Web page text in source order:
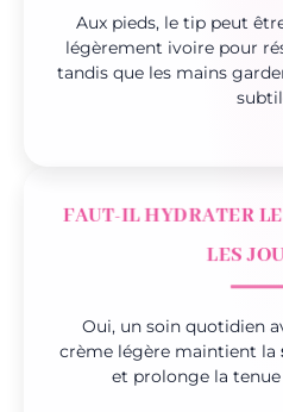
Aux pieds, le tip peut
légèrement ivoire pour
tandis que les mains
FAUT-IL HYDRATER
LES
Oui, un soin quotidien
crème légère maintient la
et prolonge la